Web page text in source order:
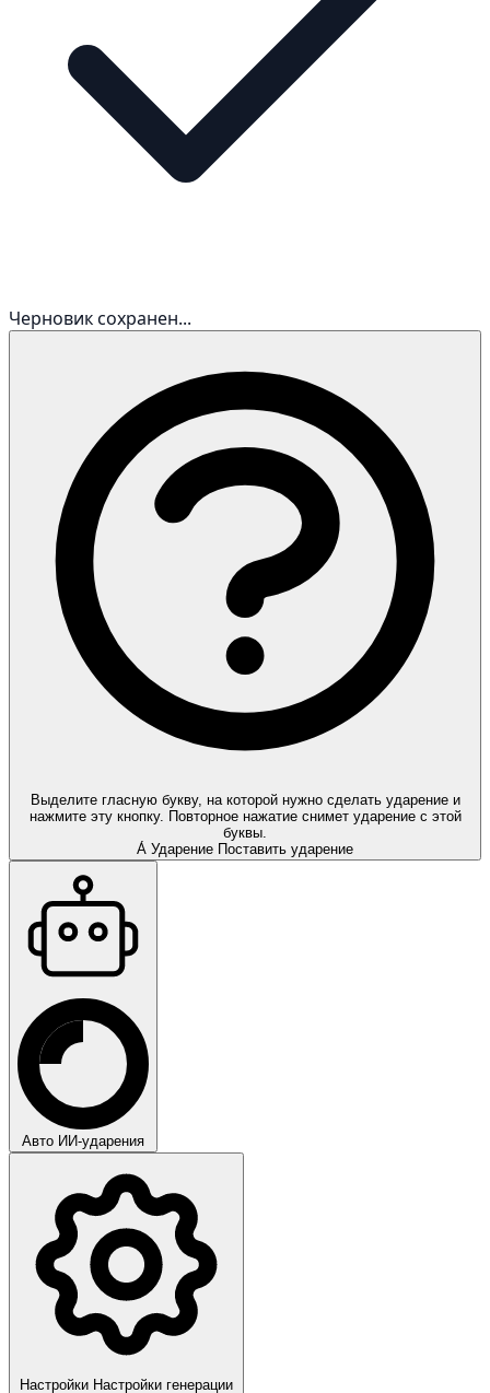
Черновик сохранен...
Выделите гласную букву, на которой нужно сделать ударение и
нажмите эту кнопку. Повторное нажатие снимет ударение с этой
буквы.
А́ Ударение Поставить ударение
Авто ИИ-ударения
Настройки Настройки генерации